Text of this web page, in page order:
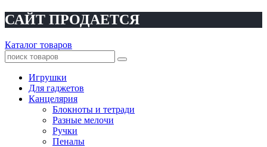
САЙТ ПРОДАЕТСЯ
Каталог товаров
Игрушки
Для гаджетов
Канцелярия
Блокноты и тетради
Разные мелочи
Ручки
Пеналы